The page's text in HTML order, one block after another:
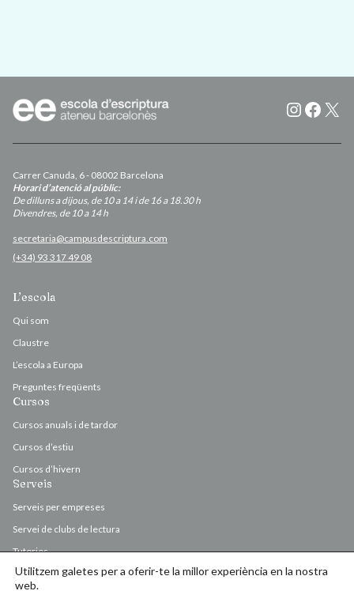
X
Carrer Canuda, 6 - 08002 Barcelona
Horari d’atenció al públic:
De dilluns a dijous, de 10 a 14 i de 16 a 18.30 h
Divendres, de 10 a 14 h
secretaria@campusdescriptura.com
(+34) 93 317 49 08
L’escola
Qui som
Claustre
L’escola a Europa
Preguntes freqüents
Cursos
Cursos anuals i de tardor
Cursos d’estiu
Cursos d’hivern
Serveis
Serveis per empreses
Servei de clubs de lectura
Tutories
Valoració i correcció d’originals
Utilitzem galetes per a oferir-te la millor experiència en la nostra
web.